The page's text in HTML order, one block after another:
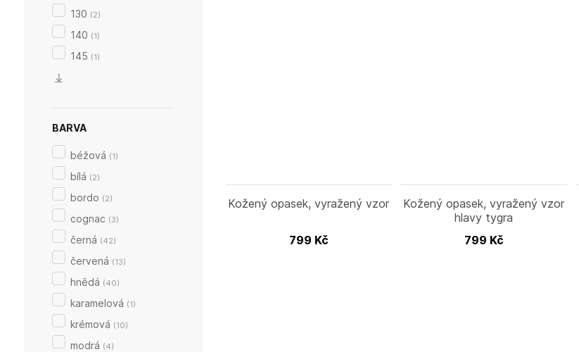
Kožený opasek, vyražený vzor
799 Kč
Kožený opasek, vyražený vzor
hlavy tygra
799 Kč
130 (2)
140 (1)
145 (1)
BARVA
béžová (1)
bílá (2)
bordo (2)
cognac (3)
černá (42)
červená (13)
hnědá (40)
karamelová (1)
krémová (10)
modrá (4)